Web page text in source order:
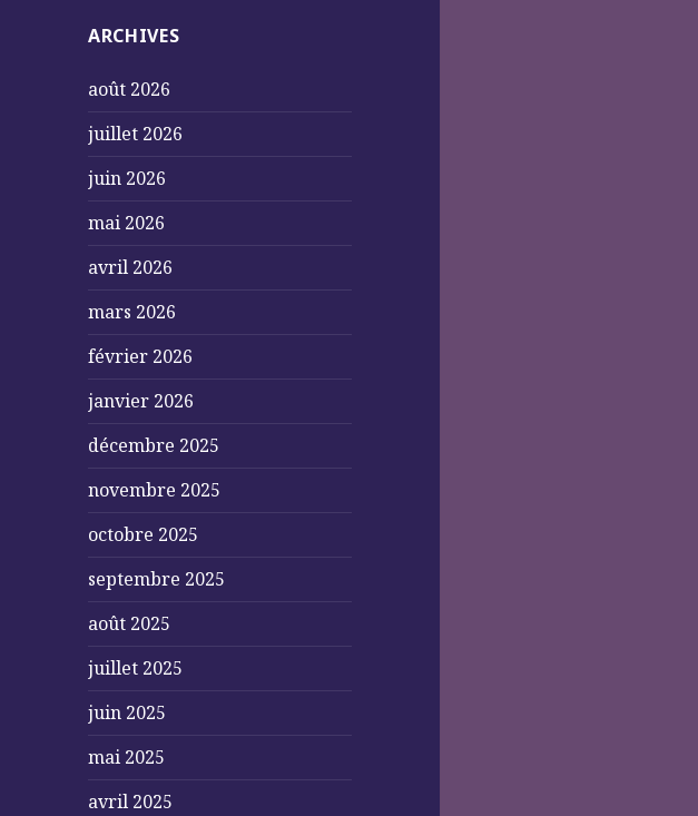
ARCHIVES
août 2026
juillet 2026
juin 2026
mai 2026
avril 2026
mars 2026
février 2026
janvier 2026
décembre 2025
novembre 2025
octobre 2025
septembre 2025
août 2025
juillet 2025
juin 2025
mai 2025
avril 2025